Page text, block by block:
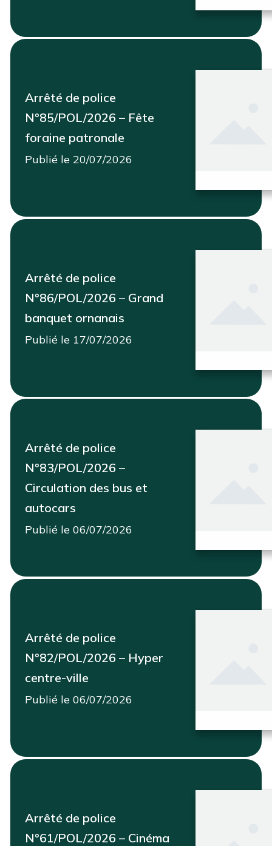
Arrêté de police
N°85/POL/2026 – Fête
foraine patronale
Publié le 20/07/2026
Arrêté de police
N°86/POL/2026 – Grand
banquet ornanais
Publié le 17/07/2026
Arrêté de police
N°83/POL/2026 –
Circulation des bus et
autocars
Publié le 06/07/2026
Arrêté de police
N°82/POL/2026 – Hyper
centre-ville
Publié le 06/07/2026
Arrêté de police
N°61/POL/2026 – Cinéma